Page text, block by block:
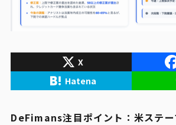
X
Hatena
DeFimans注目ポイント：米ステ